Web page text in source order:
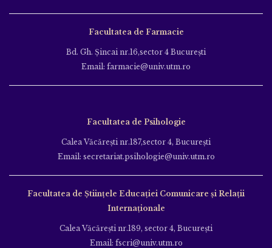
Facultatea de Farmacie
Bd. Gh. Şincai nr.16,sector 4 Bucureşti
Email: farmacie@univ.utm.ro
Facultatea de Psihologie
Calea Văcăreşti nr.187,sector 4, Bucureşti
Email: secretariat.psihologie@univ.utm.ro
Facultatea de Ştiinţele Educației Comunicare și Relații
Internaționale
Calea Văcăreşti nr.189, sector 4, Bucureşti
Email: fscri@univ.utm.ro